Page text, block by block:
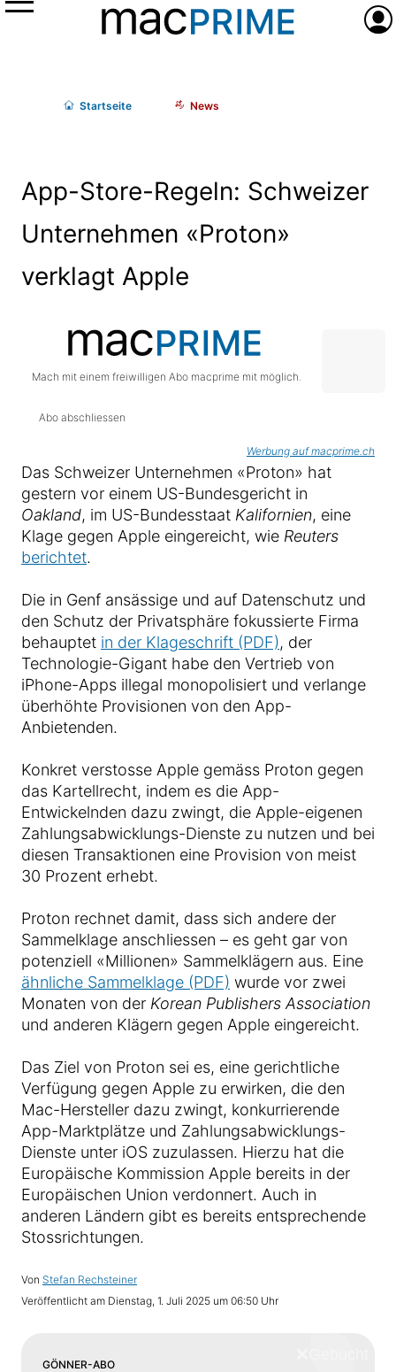
Menü
Startseite News
App-Store-Regeln: Schweizer
Unternehmen «Proton»
verklagt Apple
Mach mit einem freiwilligen Abo macprime mit möglich.
Abo abschliessen
Werbung auf macprime.ch
Das Schweizer Unternehmen «Proton» hat
gestern vor einem US-Bundesgericht in
Oakland, im US-Bundesstaat Kalifornien, eine
Klage gegen Apple eingereicht, wie Reuters
berichtet.
Die in Genf ansässige und auf Datenschutz und
den Schutz der Privatsphäre fokussierte Firma
behauptet in der Klageschrift (PDF), der
Technologie-Gigant habe den Vertrieb von
iPhone-Apps illegal monopolisiert und verlange
überhöhte Provisionen von den App-
Anbietenden.
Konkret verstosse Apple gemäss Proton gegen
das Kartellrecht, indem es die App-
Entwickelnden dazu zwingt, die Apple-eigenen
Zahlungsabwicklungs-Dienste zu nutzen und bei
diesen Transaktionen eine Provision von meist
30 Prozent erhebt.
Proton rechnet damit, dass sich andere der
Sammelklage anschliessen – es geht gar von
potenziell «Millionen» Sammelklägern aus. Eine
ähnliche Sammelklage (PDF) wurde vor zwei
Monaten von der Korean Publishers Association
und anderen Klägern gegen Apple eingereicht.
Das Ziel von Proton sei es, eine gerichtliche
Verfügung gegen Apple zu erwirken, die den
Mac-Hersteller dazu zwingt, konkurrierende
App-Marktplätze und Zahlungsabwicklungs-
Dienste unter iOS zuzulassen. Hierzu hat die
Europäische Kommission Apple bereits in der
Europäischen Union verdonnert. Auch in
anderen Ländern gibt es bereits entsprechende
Stossrichtungen.
Von Stefan Rechsteiner
Veröffentlicht am Dienstag, 1. Juli 2025 um 06:50 Uhr
GÖNNER-ABO